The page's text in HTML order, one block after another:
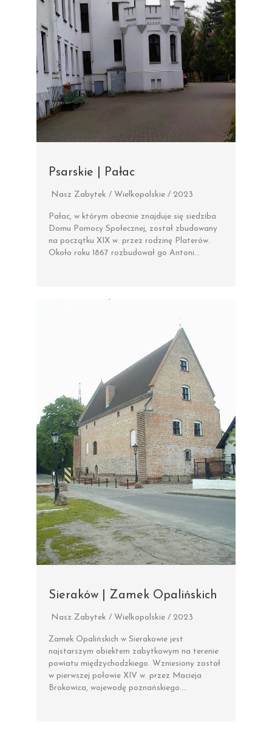
Psarskie | Pałac
Nasz Zabytek / Wielkopolskie / 2023
Pałac, w którym obecnie znajduje się siedziba
Domu Pomocy Społecznej, został zbudowany
na początku XIX w. przez rodzinę Platerów.
Około roku 1867 rozbudował go Antoni…
Sieraków | Zamek Opalińskich
Nasz Zabytek / Wielkopolskie / 2023
Zamek Opalińskich w Sierakowie jest
najstarszym obiektem zabytkowym na terenie
powiatu międzychodzkiego. Wzniesiony został
w pierwszej połowie XIV w. przez Macieja
Brokowica, wojewodę poznańskiego….